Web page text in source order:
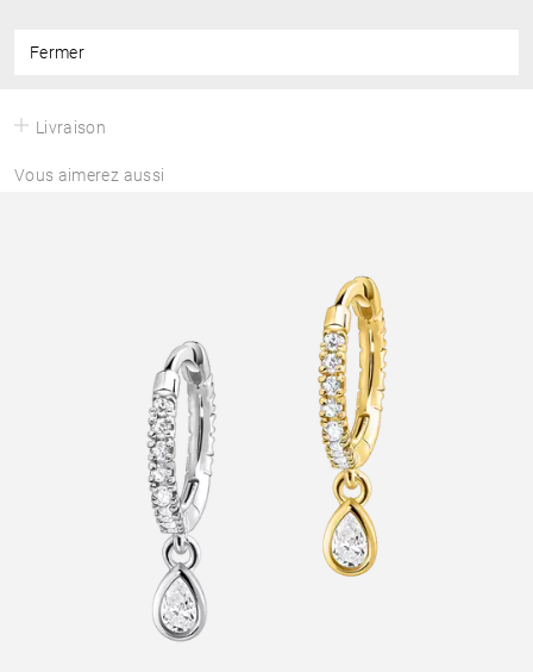
Fermer
Livraison
Vous aimerez aussi